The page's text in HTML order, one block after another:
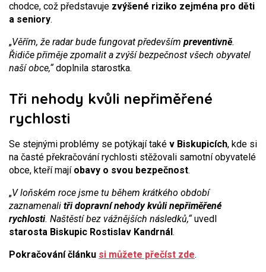
chodce, což představuje zvýšené riziko zejména pro děti
a seniory.
„Věřím, že radar bude fungovat především preventivně.
Řidiče přiměje zpomalit a zvýší bezpečnost všech obyvatel
naší obce,“doplnila starostka.
Tři nehody kvůli nepřiměřené
rychlosti
Se stejnými problémy se potýkají také v Biskupicích, kde si
na časté překračování rychlosti stěžovali samotní obyvatelé
obce, kteří mají obavy o svou bezpečnost.
„V loňském roce jsme tu během krátkého období
zaznamenali tři dopravní nehody kvůli nepřiměřené
rychlosti. Naštěstí bez vážnějších následků,“uvedl
starosta Biskupic Rostislav Kandrnál.
Pokračování článku si můžete přečíst zde.